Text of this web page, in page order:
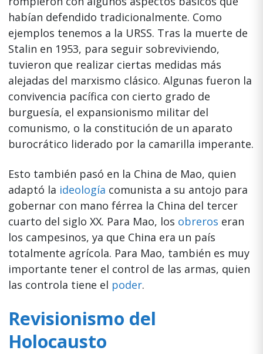
habían defendido tradicionalmente. Como
ejemplos tenemos a la URSS. Tras la muerte de
Stalin en 1953, para seguir sobreviviendo,
tuvieron que realizar ciertas medidas más
alejadas del marxismo clásico. Algunas fueron la
convivencia pacífica con cierto grado de
burguesía, el expansionismo militar del
comunismo, o la constitución de un aparato
burocrático liderado por la camarilla imperante.
Esto también pasó en la China de Mao, quien
adaptó la ideología comunista a su antojo para
gobernar con mano férrea la China del tercer
cuarto del siglo XX. Para Mao, los obreros eran
los campesinos, ya que China era un país
totalmente agrícola. Para Mao, también es muy
importante tener el control de las armas, quien
las controla tiene el poder.
Revisionismo del
Holocausto